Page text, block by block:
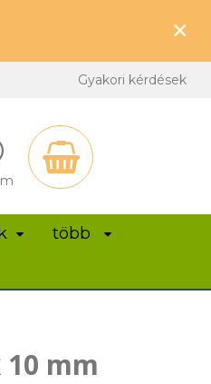
×
Gyakori kérdések
több
mm